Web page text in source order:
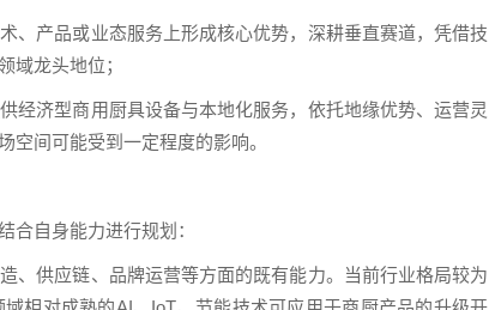
、产品或业态服务上形成核心优势，深耕垂直赛道，凭借技
域龙头地位；
经济型商用厨具设备与本地化服务，依托地缘优势、运营灵
空间可能受到一定程度的影响。
合自身能力进行规划：
、供应链、品牌运营等方面的既有能力。当前行业格局较为